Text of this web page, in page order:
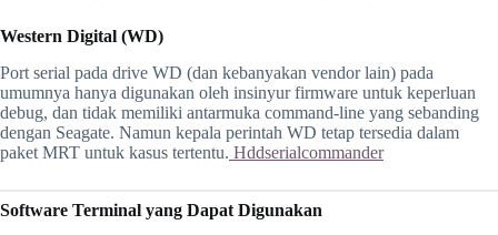
Western Digital (WD)
Port serial pada drive WD (dan kebanyakan vendor lain) pada
umumnya hanya digunakan oleh insinyur firmware untuk keperluan
debug, dan tidak memiliki antarmuka command-line yang sebanding
dengan Seagate. Namun kepala perintah WD tetap tersedia dalam
paket MRT untuk kasus tertentu. Hddserialcommander
Software Terminal yang Dapat Digunakan